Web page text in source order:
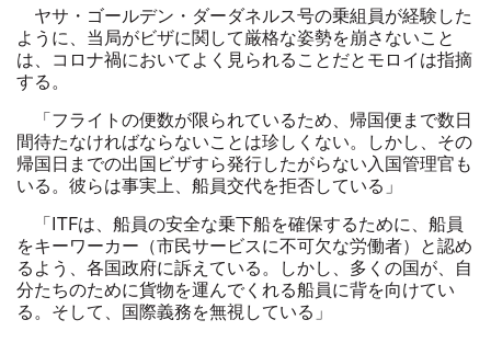
ヤサ・ゴールデン・ダーダネルス号の乗組員が経験した
ように、当局がビザに関して厳格な姿勢を崩さないこと
は、コロナ禍においてよく見られることだとモロイは指摘
する。
「フライトの便数が限られているため、帰国便まで数日
間待たなければならないことは珍しくない。しかし、その
帰国日までの出国ビザすら発行したがらない入国管理官も
いる。彼らは事実上、船員交代を拒否している」
「ITFは、船員の安全な乗下船を確保するために、船員
をキーワーカー（市民サービスに不可欠な労働者）と認め
るよう、各国政府に訴えている。しかし、多くの国が、自
分たちのために貨物を運んでくれる船員に背を向けてい
る。そして、国際義務を無視している」